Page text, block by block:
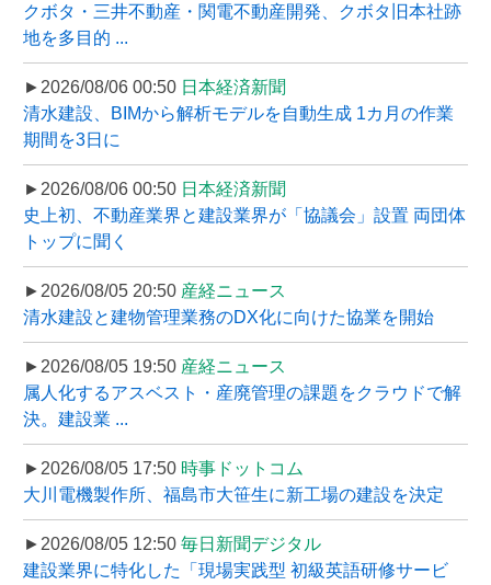
クボタ・三井不動産・関電不動産開発、クボタ旧本社跡
地を多目的 ...
►2026/08/06 00:50 日本経済新聞
清水建設、BIMから解析モデルを自動生成 1カ月の作業
期間を3日に
►2026/08/06 00:50 日本経済新聞
史上初、不動産業界と建設業界が「協議会」設置 両団体
トップに聞く
►2026/08/05 20:50 産経ニュース
清水建設と建物管理業務のDX化に向けた協業を開始
►2026/08/05 19:50 産経ニュース
属人化するアスベスト・産廃管理の課題をクラウドで解
決。建設業 ...
►2026/08/05 17:50 時事ドットコム
大川電機製作所、福島市大笹生に新工場の建設を決定
►2026/08/05 12:50 毎日新聞デジタル
建設業界に特化した「現場実践型 初級英語研修サービ